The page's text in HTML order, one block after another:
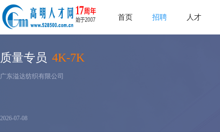
首页 招聘 人才
质量专员 4K-7K
广东溢达纺织有限公司
2026-07-08